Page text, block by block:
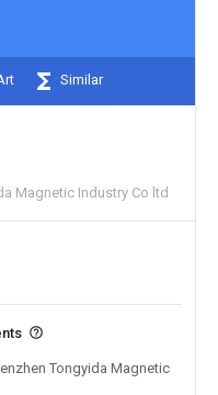
Similar
Magnetic Industry Co ltd
Tongyida Magnetic